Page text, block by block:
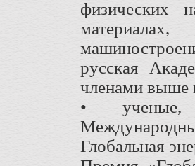
физических
русская
членами выше
• ученые,
Глобальная